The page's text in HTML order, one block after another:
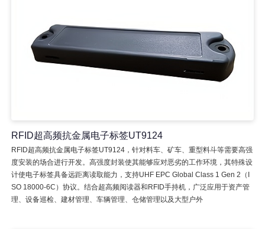
RFID超高频抗金属电子标签UT9124
RFID超高频抗金属电子标签UT9124，针对料车、矿车、重型料斗等需要高强
度安装的场合进行开发。高强度封装使其能够应对恶劣的工作环境，其特殊设
计使电子标签具备远距离读取能力，支持UHF EPC Global Class 1 Gen 2（I
SO 18000-6C）协议。结合超高频阅读器和RFID手持机，广泛应用于资产管
理、设备巡检、建材管理、车辆管理、仓储管理以及大型户外